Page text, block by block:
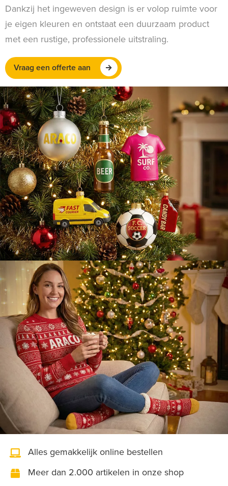
Dankzij het ingeweven design is er volop ruimte voor
je eigen kleuren en ontstaat een duurzaam product
met een rustige, professionele uitstraling.
Vraag een offerte aan
Alles gemakkelijk online bestellen
Meer dan 2.000 artikelen in onze shop